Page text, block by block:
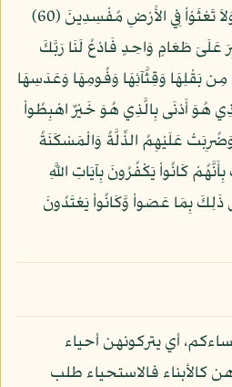
كُلُواْ وَاشْرَبُواْ مِن رِّزْقِ اللَّهِ وَلاَ تَعْثَوْاْ فِي الأَرْضِ مُفْسِدِينَ (60)
عَلَىَ طَعَامٍ وَاحِدٍ فَادْعُ لَنَا رَبَّكَ
بَقْلِهَا وَقِثَّآئِهَا وَفُومِهَا وَعَدَسِهَا
هُوَ أَدْنَى بِالَّذِي هُوَ خَيْرٌ اهْبِطُواْ
عَلَيْهِمُ الذِّلَّةُ وَالْمَسْكَنَةُ
كَانُواْ يَكْفُرُونَ بِآيَاتِ اللَّهِ
ذَلِكَ بِمَا عَصَواْ وَّكَانُواْ يَعْتَدُونَ
أي يتركونهن أحياء
كالأبناء فالاستحياء طلب